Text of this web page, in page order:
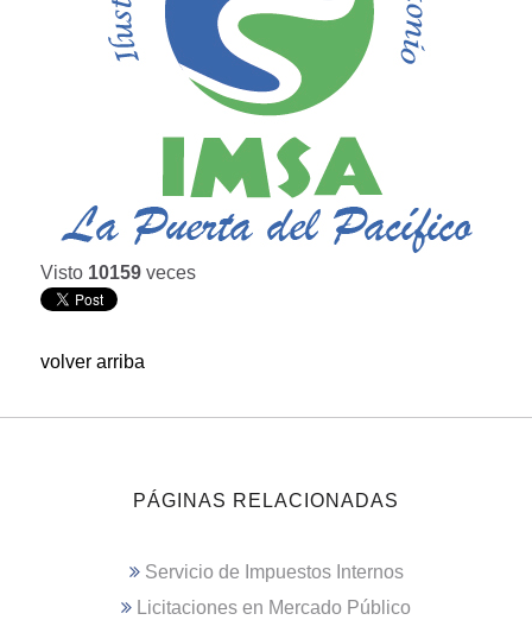
Visto 10159 veces
volver arriba
PÁGINAS RELACIONADAS
Servicio de Impuestos Internos
Licitaciones en Mercado Público